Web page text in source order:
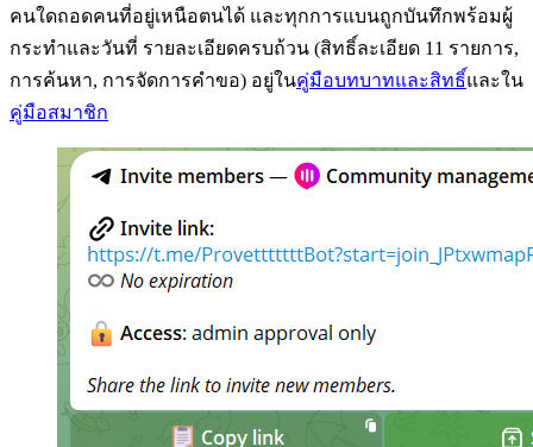
คนใดถอดคนที่อยู่เหนือตนได้ และทุกการแบนถูกบันทึกพร้อมผู้
กระทำและวันที่ รายละเอียดครบถ้วน (สิทธิ์ละเอียด 11 รายการ,
การค้นหา, การจัดการคำขอ) อยู่ในคู่มือบทบาทและสิทธิ์และใน
คู่มือสมาชิก